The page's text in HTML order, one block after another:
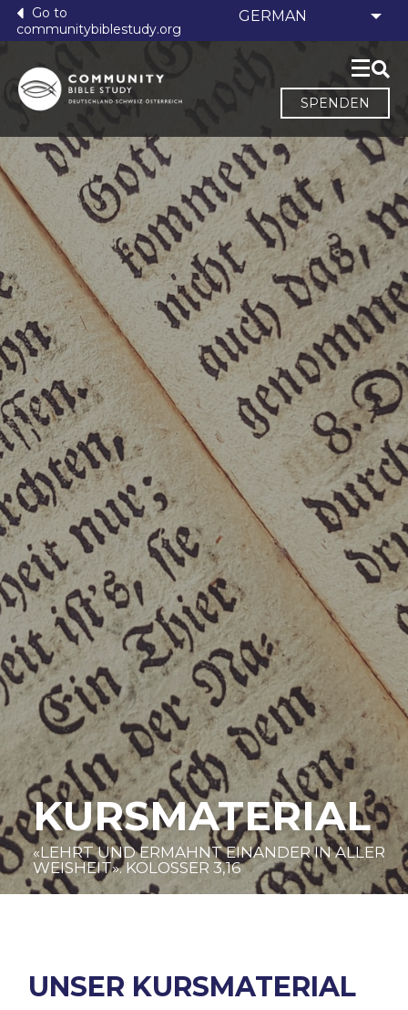
Go to
communitybiblestudy.org
SPENDEN
KURSMATERIAL
«LEHRT UND ERMAHNT EINANDER IN ALLER
WEISHEIT». KOLOSSER 3,16
UNSER KURSMATERIAL